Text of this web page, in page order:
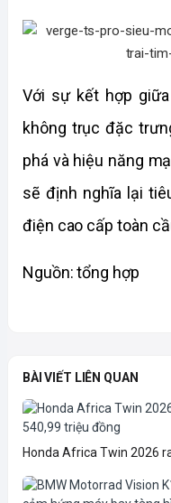
Với sự kết hợp
không trục đặc
phá và hiệu năng
sẽ định nghĩa lại
điện cao cấp toàn
Nguồn: tổng hợp
BÀI VIẾT LIÊN QUAN
Honda Africa Twin 2026